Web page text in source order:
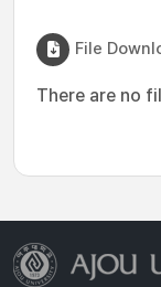
File
There are no